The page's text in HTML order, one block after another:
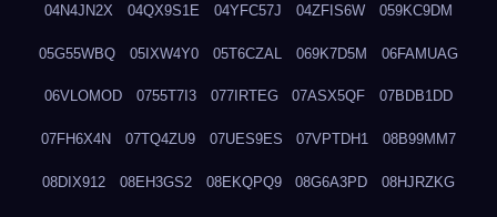
04N4JN2X 04QX9S1E 04YFC57J 04ZFIS6W 059KC9DM
05G55WBQ 05IXW4Y0 05T6CZAL 069K7D5M 06FAMUAG
06VLOMOD 0755T7I3 077IRTEG 07ASX5QF 07BDB1DD
07FH6X4N 07TQ4ZU9 07UES9ES 07VPTDH1 08B99MM7
08DIX912 08EH3GS2 08EKQPQ9 08G6A3PD 08HJRZKG